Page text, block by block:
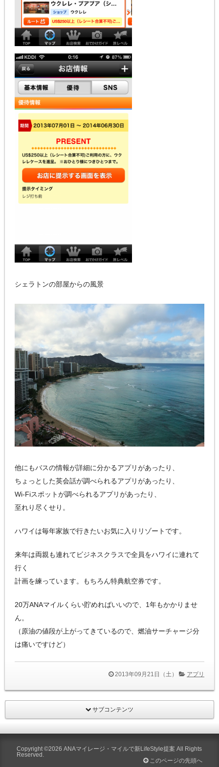
シェラトンの部屋からの風景
他にもバスの情報が詳細に分かるアプリがあったり、
ちょっとした英会話が調べられるアプリがあったり、
Wi-Fiスポットが調べられるアプリがあったり、
至れり尽くせり。
ハワイは毎年家族で行きたいお気に入りリゾートです。
来年は両親も連れてビジネスクラスで全員をハワイに連れて
行く
計画を練っています。もちろん特典航空券です。
20万ANAマイルくらい貯めればいいので、1年もかかりませ
ん。
（原油の値段が上がってきているので、燃油サーチャージ分
は痛いですけど）
2013年09月21日（土） アプリ
サブコンテンツ
Copyright ©2026ANAマイレージ・マイルで新LifeStyle提案 All Rights
Reserved.
このページの先頭へ